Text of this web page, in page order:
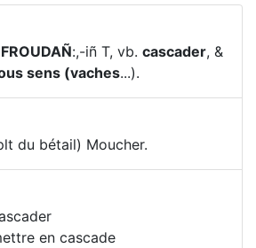
FROUDAÑ:,-iñ T, vb. cascader, &
sens (vaches...).
du bétail) Moucher.
en cascade